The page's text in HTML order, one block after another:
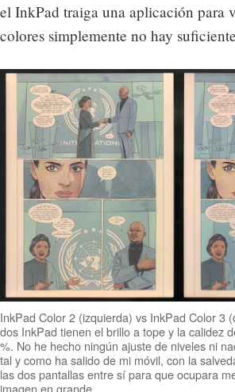
el InkPad traiga una aplicación para
colores simplemente no hay
InkPad Color 2 (izquierda) vs InkPad Color 3
dos InkPad tienen el brillo a tope y la calidez
%. No he hecho ningún ajuste de niveles ni
tal y como ha salido de mi móvil, con la
las dos pantallas entre sí para que ocupara
imagen en grande